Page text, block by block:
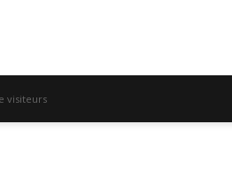
visiteurs